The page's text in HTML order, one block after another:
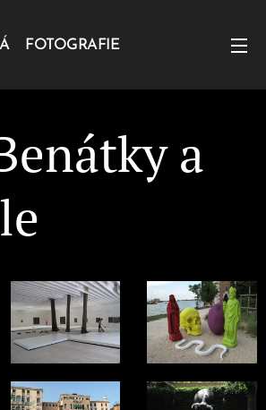
FOTOGRAFIE
a